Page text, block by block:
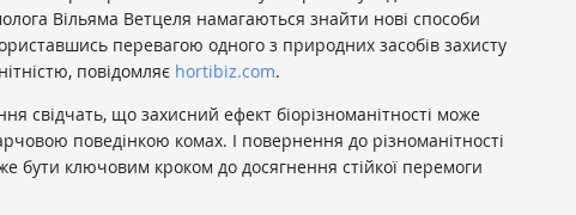
Вільяма Ветцеля намагаються знайти нові способи
перевагою одного з природних засобів захисту
повідомляє hortibiz.com.
свідчать, що захисний ефект біорізноманітності може
поведінкою комах. І повернення до різноманітності
бути ключовим кроком до досягнення стійкої перемоги